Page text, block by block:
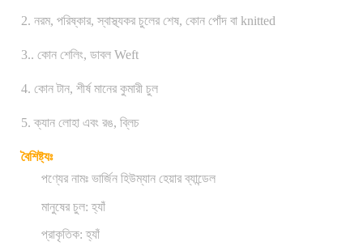
2. নরম, পরিষ্কার, স্বাস্থ্যকর চুলের শেষ, কোন পোঁদ বা knitted
3.. কোন শেলিং, ডাবল Weft
4. কোন টান, শীর্ষ মানের কুমারী চুল
5. ক্যান লোহা এবং রঙ, ব্লিচ
বৈশিষ্ট্যঃ
পণ্যের নামঃ ভার্জিন হিউম্যান হেয়ার ব্যান্ডেল
মানুষের চুল: হ্যাঁ
প্রাকৃতিক: হ্যাঁ